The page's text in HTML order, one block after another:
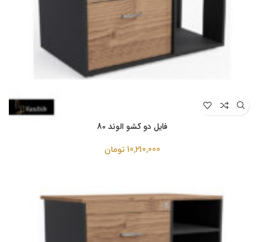
فایل دو کشو الوند 80
10,210,000 تومان